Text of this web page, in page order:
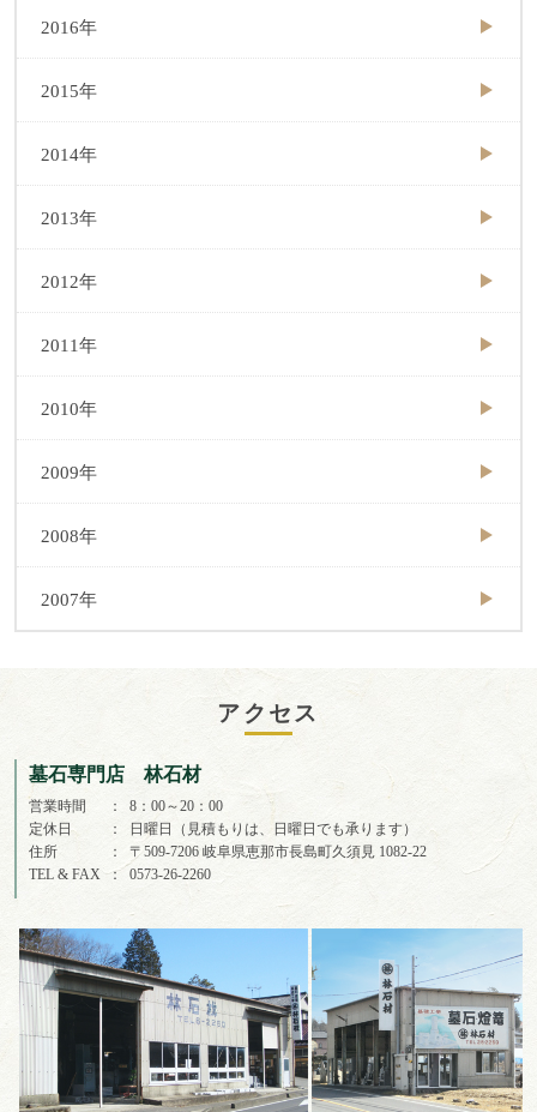
2016年
2015年
2014年
2013年
2012年
2011年
2010年
2009年
2008年
2007年
アクセス
墓石専門店 林石材
営業時間
8：00～20：00
定休日
日曜日（見積もりは、日曜日でも承ります）
住所
〒509-7206 岐阜県恵那市長島町久須見 1082-22
TEL & FAX
0573-26-2260